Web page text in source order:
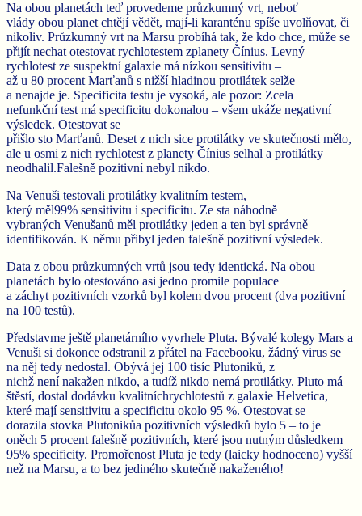
Na obou planetách teď provedeme průzkumný vrt, neboť
vlády obou planet chtějí vědět, mají-li karanténu spíše uvolňovat, či
nikoliv. Průzkumný vrt na Marsu probíhá tak, že kdo chce, může se
přijít nechat otestovat rychlotestem zplanety Čínius. Levný
rychlotest ze suspektní galaxie má nízkou sensitivitu –
až u 80 procent Marťanů s nižší hladinou protilátek selže
a nenajde je. Specificita testu je vysoká, ale pozor: Zcela
nefunkční test má specificitu dokonalou – všem ukáže negativní
výsledek. Otestovat se
přišlo sto Marťanů. Deset z nich sice protilátky ve skutečnosti mělo,
ale u osmi z nich rychlotest z planety Čínius selhal a protilátky
neodhalil.Falešně pozitivní nebyl nikdo.
Na Venuši testovali protilátky kvalitním testem,
který měl99% sensitivitu i specificitu. Ze sta náhodně
vybraných Venušanů měl protilátky jeden a ten byl správně
identifikován. K němu přibyl jeden falešně pozitivní výsledek.
Data z obou průzkumných vrtů jsou tedy identická. Na obou
planetách bylo otestováno asi jedno promile populace
a záchyt pozitivních vzorků byl kolem dvou procent (dva pozitivní
na 100 testů).
Představme ještě planetárního vyvrhele Pluta. Bývalé kolegy Mars a
Venuši si dokonce odstranil z přátel na Facebooku, žádný virus se
na něj tedy nedostal. Obývá jej 100 tisíc Plutoniků, z
nichž není nakažen nikdo, a tudíž nikdo nemá protilátky. Pluto má
štěstí, dostal dodávku kvalitníchrychlotestů z galaxie Helvetica,
které mají sensitivitu a specificitu okolo 95 %. Otestovat se
dorazila stovka Plutonikůa pozitivních výsledků bylo 5 – to je
oněch 5 procent falešně pozitivních, které jsou nutným důsledkem
95% specificity. Promořenost Pluta je tedy (laicky hodnoceno) vyšší
než na Marsu, a to bez jediného skutečně nakaženého!